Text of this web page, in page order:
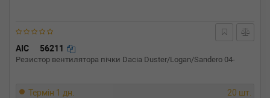
AIC 56211
Резистор вентилятора пічки Dacia Duster/Logan/Sandero 04-
Термін 1 дн. 20 шт.